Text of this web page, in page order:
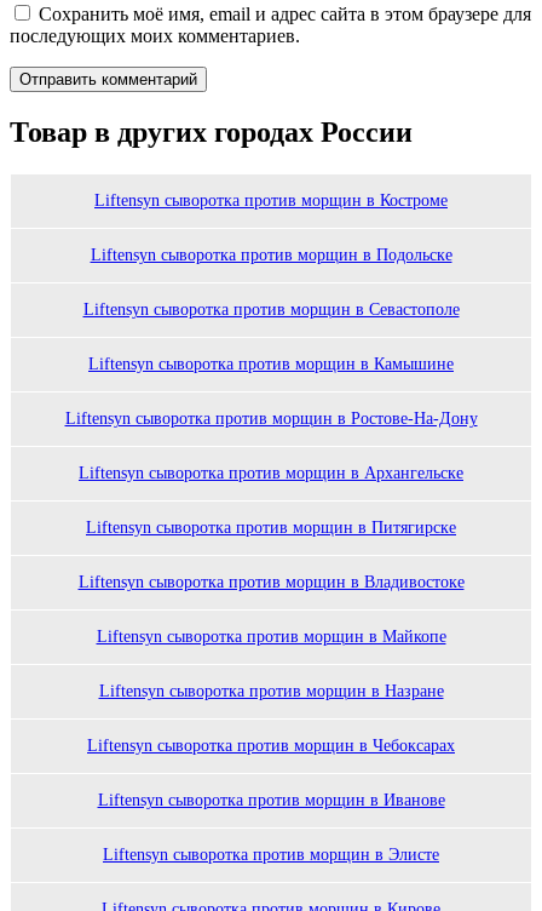
Сохранить моё имя, email и адрес сайта в этом браузере для
последующих моих комментариев.
Товар в других городах России
Liftensyn сыворотка против морщин в Костроме
Liftensyn сыворотка против морщин в Подольске
Liftensyn сыворотка против морщин в Севастополе
Liftensyn сыворотка против морщин в Камышине
Liftensyn сыворотка против морщин в Ростове-На-Дону
Liftensyn сыворотка против морщин в Архангельске
Liftensyn сыворотка против морщин в Питягирске
Liftensyn сыворотка против морщин в Владивостоке
Liftensyn сыворотка против морщин в Майкопе
Liftensyn сыворотка против морщин в Назране
Liftensyn сыворотка против морщин в Чебоксарах
Liftensyn сыворотка против морщин в Иванове
Liftensyn сыворотка против морщин в Элисте